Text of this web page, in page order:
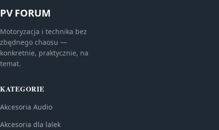
PV FORUM
Motoryzacja i technika bez
zbędnego chaosu —
konkretnie, praktycznie, na
temat.
KATEGORIE
Akcesoria Audio
Akcesoria dla lalek